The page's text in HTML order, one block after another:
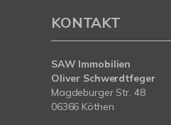
KONTAKT
SAW Immobilien
Oliver Schwerdtfeger
Magdeburger Str. 48
06366 Köthen